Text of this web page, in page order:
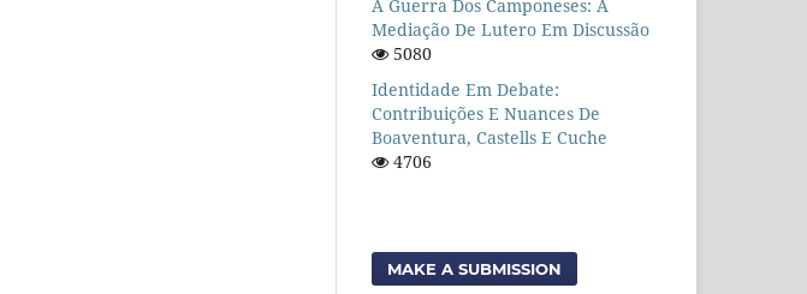
A Guerra Dos Camponeses: A
Mediação De Lutero Em Discussão
5080
Identidade Em Debate:
Contribuições E Nuances De
Boaventura, Castells E Cuche
4706
MAKE A SUBMISSION